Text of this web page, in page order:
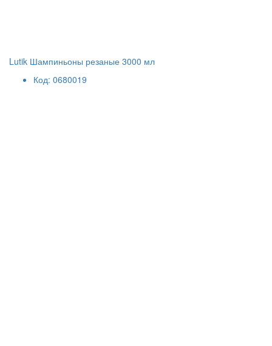
Lutik Шампиньоны резаные 3000 мл
Код: 0680019